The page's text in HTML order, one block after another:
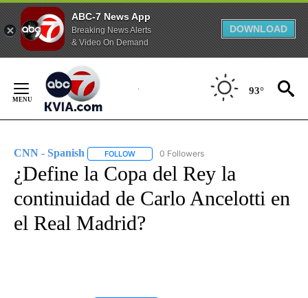
ABC-7 News App
Breaking News Alerts
& Video On Demand
DOWNLOAD
Content
93°
CNN - Spanish FOLLOW FOLLOW "CNN - SPANISH" TO RECEIVE
0 Followers
¿Define la Copa del Rey la
continuidad de Carlo Ancelotti en
el Real Madrid?